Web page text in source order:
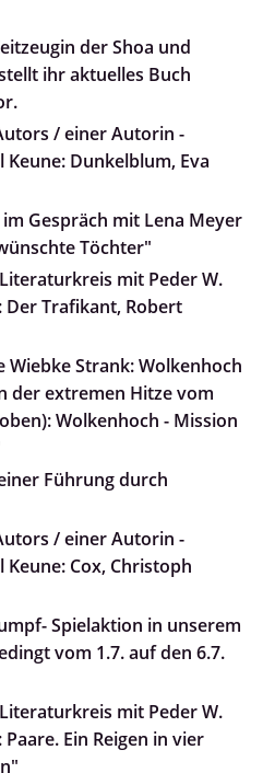
der Shoa und
ihr aktuelles Buch
/ einer Autorin -
Dunkelblum, Eva
Gespräch mit Lena Meyer
Töchter"
mit Peder W.
Trafikant, Robert
Wiebke Strank: Wolkenhoch
der extremen Hitze vom
Wolkenhoch - Mission
Führung durch
/ einer Autorin -
Cox, Christoph
Spielaktion in unserem
vom 1.7. auf den 6.7.
mit Peder W.
Ein Reigen in vier